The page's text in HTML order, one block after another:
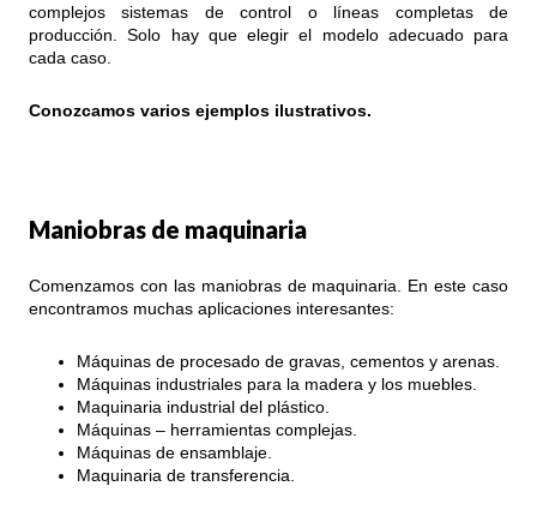
complejos sistemas de control o líneas completas de
producción. Solo hay que elegir el modelo adecuado para
cada caso.
Conozcamos varios ejemplos ilustrativos.
Maniobras de maquinaria
Comenzamos con las maniobras de maquinaria. En este caso
encontramos muchas aplicaciones interesantes:
Máquinas de procesado de gravas, cementos y arenas.
Máquinas industriales para la madera y los muebles.
Maquinaria industrial del plástico.
Máquinas – herramientas complejas.
Máquinas de ensamblaje.
Maquinaria de transferencia.